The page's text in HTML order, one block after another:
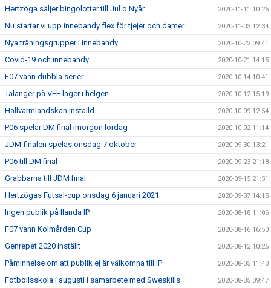
Hertzöga säljer bingolotter till Jul o Nyår 2020-11-11 10:26
Nu startar vi upp innebandy flex för tjejer och damer 2020-11-03 12:34
Nya träningsgrupper i innebandy 2020-10-22 09:41
Covid-19 och innebandy 2020-10-21 14:15
F07 vann dubbla serier 2020-10-14 10:41
Talanger på VFF läger i helgen 2020-10-12 15:19
Hallvärmländskan inställd 2020-10-09 12:54
P06 spelar DM final imorgon lördag 2020-10-02 11:14
JDM-finalen spelas onsdag 7 oktober 2020-09-30 13:21
P06 till DM final 2020-09-23 21:18
Grabbarna till JDM final 2020-09-15 21:51
Hertzögas Futsal-cup onsdag 6 januari 2021 2020-09-07 14:15
Ingen publik på Ilanda IP 2020-08-18 11:06
F07 vann Kolmården Cup 2020-08-16 16:50
Genrepet 2020 inställt 2020-08-12 10:26
Påminnelse om att publik ej är välkomna till IP 2020-08-05 11:43
Fotbollsskola i augusti i samarbete med Sweskills 2020-08-05 09:47